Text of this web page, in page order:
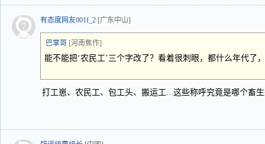
有态度网友001f_2 [广东中山]
巴掌哥 [河南焦作]
能不能把‘农民工’三个字改了？看着很刺眼，都什么年代了
打工崽、农民工、包工头、搬运工...这些称呼究竟是哪个畜